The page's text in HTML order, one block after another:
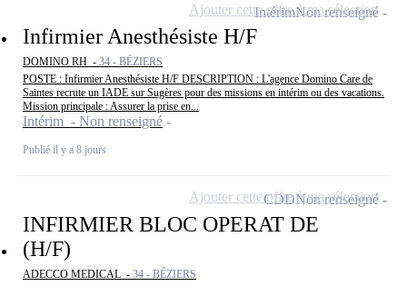
Infirmier Anesthésiste H/F
DOMINO RH - 34 - BÉZIERS
POSTE : Infirmier Anesthésiste H/F DESCRIPTION : L'agence Domino Care de
Saintes recrute un IADE sur Sugères pour des missions en intérim ou des vacations.
Mission principale : Assurer la prise en...
Intérim - Non renseigné
Publié il y a 8 jours
IntérimNon renseigné
Ajouter cette offre à ma sélection
INFIRMIER BLOC OPERAT DE
(H/F)
ADECCO MEDICAL - 34 - BÉZIERS
CDDNon renseigné
Ajouter cette offre à ma sélection